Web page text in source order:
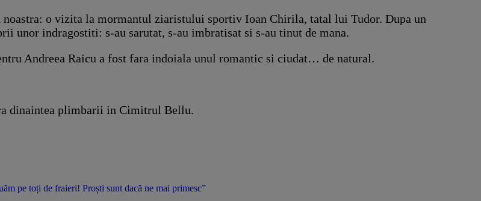
noastra: o vizita la mormantul ziaristului sportiv Ioan Chirila, tatal lui Tudor. Dupa un
unor indragostiti: s-au sarutat, s-au imbratisat si s-au tinut de mana.
Andreea Raicu a fost fara indoiala unul romantic si ciudat… de natural.
dinaintea plimbarii in Cimitrul Bellu.
pe toți de fraieri! Proști sunt dacă ne mai primesc”